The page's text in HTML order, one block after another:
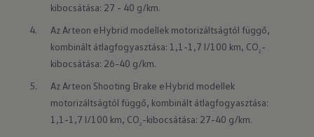
kibocsátása: 27 - 40 g/km.
Az Arteon eHybrid modellek motorizáltságtól függő,
kombinált átlagfogyasztása: 1,1-1,7 l/100 km, CO2 -
kibocsátása: 26-40 g/km.
Az Arteon Shooting Brake eHybrid modellek
motorizáltságtól függő, kombinált átlagfogyasztása:
1,1-1,7 l/100 km, CO2 -kibocsátása: 27-40 g/km.